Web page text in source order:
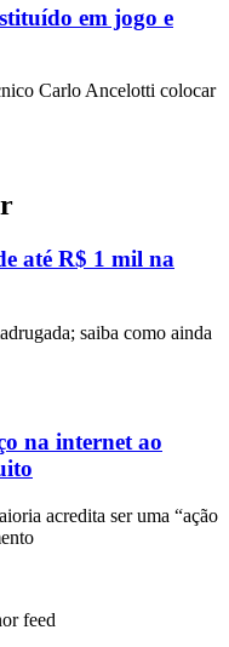
em jogo e
Carlo Ancelotti colocar
até R$ 1 mil na
saiba como ainda
na internet ao
acredita ser uma “ação
feed